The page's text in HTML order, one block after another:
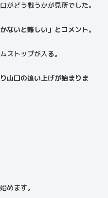
がどう戦うかが見所でした。
ないと難しい」とコメント。
ストップが入る。
山口の追い上げが始まりま
めます。